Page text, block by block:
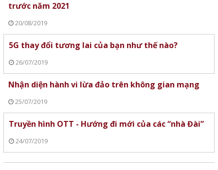
trước năm 2021
20/08/2019
5G thay đổi tương lai của bạn như thế nào?
26/07/2019
Nhận diện hành vi lừa đảo trên không gian mạng
25/07/2019
Truyền hình OTT - Hướng đi mới của các “nhà Đài”
24/07/2019